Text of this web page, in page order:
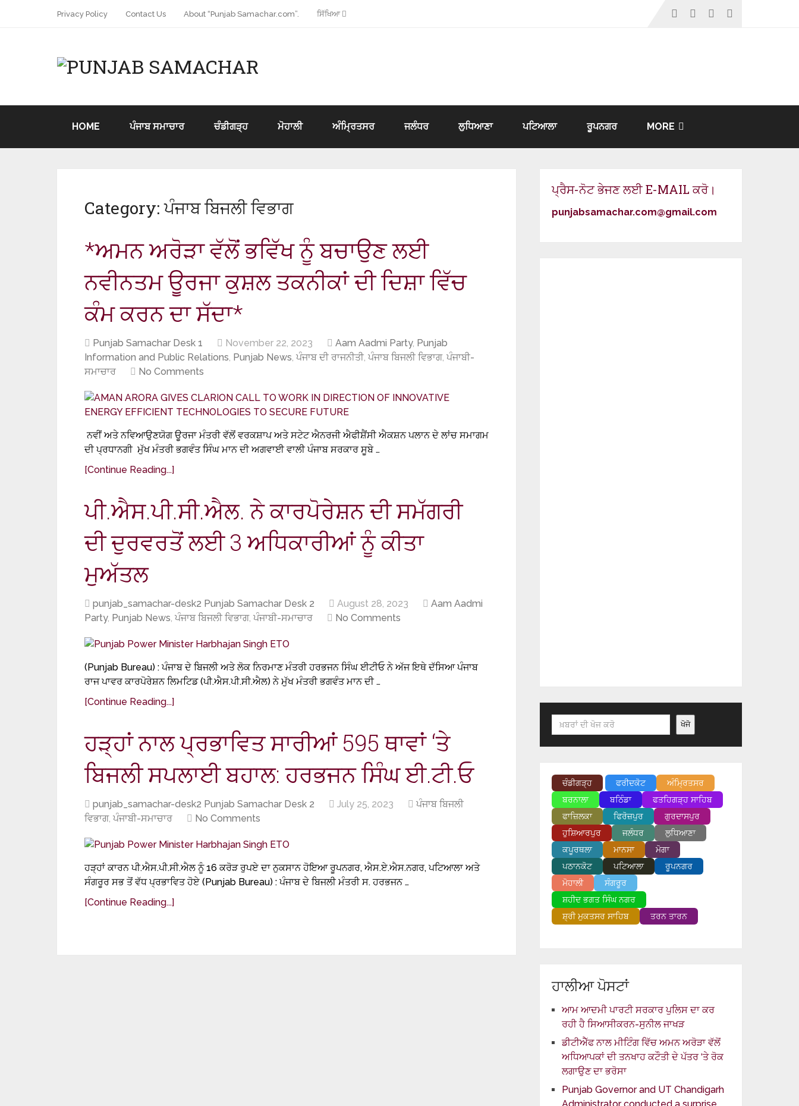
Privacy Policy Contact Us About “Punjab Samachar.com”. ਸਿੱਖਿਆ
HOME ਪੰਜਾਬ ਸਮਾਚਾਰ ਚੰਡੀਗੜ੍ਹ ਮੋਹਾਲੀ ਅੰਮ੍ਰਿਤਸਰ ਜਲੰਧਰ ਲੁਧਿਆਣਾ ਪਟਿਆਲਾ ਰੂਪਨਗਰ MORE
Category:ਪੰਜਾਬ ਬਿਜਲੀ ਵਿਭਾਗ
*ਅਮਨ ਅਰੋੜਾ ਵੱਲੋਂ ਭਵਿੱਖ ਨੂੰ ਬਚਾਉਣ ਲਈ
ਨਵੀਨਤਮ ਊਰਜਾ ਕੁਸ਼ਲ ਤਕਨੀਕਾਂ ਦੀ ਦਿਸ਼ਾ ਵਿੱਚ
ਕੰਮ ਕਰਨ ਦਾ ਸੱਦਾ*
Punjab Samachar Desk 1 November 22, 2023 Aam Aadmi Party, Punjab
Information and Public Relations, Punjab News, ਪੰਜਾਬ ਦੀ ਰਾਜਨੀਤੀ, ਪੰਜਾਬ ਬਿਜਲੀ ਵਿਭਾਗ, ਪੰਜਾਬੀ-
ਸਮਾਚਾਰ
No Comments
ਨਵੀਂ ਅਤੇ ਨਵਿਆਉਣਯੋਗ ਊਰਜਾ ਮੰਤਰੀ ਵੱਲੋਂ ਵਰਕਸ਼ਾਪ ਅਤੇ ਸਟੇਟ ਐਨਰਜੀ ਐਫੀਸ਼ੈਂਸੀ ਐਕਸ਼ਨ ਪਲਾਨ ਦੇ ਲਾਂਚ ਸਮਾਗਮ
ਦੀ ਪ੍ਰਧਾਨਗੀ ਮੁੱਖ ਮੰਤਰੀ ਭਗਵੰਤ ਸਿੰਘ ਮਾਨ ਦੀ ਅਗਵਾਈ ਵਾਲੀ ਪੰਜਾਬ ਸਰਕਾਰ ਸੂਬੇ …
[Continue Reading...]
ਪੀ.ਐਸ.ਪੀ.ਸੀ.ਐਲ. ਨੇ ਕਾਰਪੋਰੇਸ਼ਨ ਦੀ ਸਮੱਗਰੀ
ਦੀ ਦੁਰਵਰਤੋਂ ਲਈ 3 ਅਧਿਕਾਰੀਆਂ ਨੂੰ ਕੀਤਾ
ਮੁਅੱਤਲ
punjab_samachar-desk2 Punjab Samachar Desk 2 August 28, 2023
Aam Aadmi
Party, Punjab News, ਪੰਜਾਬ ਬਿਜਲੀ ਵਿਭਾਗ, ਪੰਜਾਬੀ-ਸਮਾਚਾਰ No Comments
(Punjab Bureau) : ਪੰਜਾਬ ਦੇ ਬਿਜਲੀ ਅਤੇ ਲੋਕ ਨਿਰਮਾਣ ਮੰਤਰੀ ਹਰਭਜਨ ਸਿੰਘ ਈਟੀਓ ਨੇ ਅੱਜ ਇਥੇ ਦੱਸਿਆ ਪੰਜਾਬ
ਰਾਜ ਪਾਵਰ ਕਾਰਪੋਰੇਸ਼ਨ ਲਿਮਟਿਡ (ਪੀ.ਐਸ.ਪੀ.ਸੀ.ਐਲ) ਨੇ ਮੁੱਖ ਮੰਤਰੀ ਭਗਵੰਤ ਮਾਨ ਦੀ …
[Continue Reading...]
ਹੜ੍ਹਾਂ ਨਾਲ ਪ੍ਰਭਾਵਿਤ ਸਾਰੀਆਂ 595 ਥਾਵਾਂ ‘ਤੇ
ਬਿਜਲੀ ਸਪਲਾਈ ਬਹਾਲ: ਹਰਭਜਨ ਸਿੰਘ ਈ.ਟੀ.ਓ
punjab_samachar-desk2 Punjab Samachar Desk 2 July 25, 2023
ਪੰਜਾਬ ਬਿਜਲੀ
ਵਿਭਾਗ, ਪੰਜਾਬੀ-ਸਮਾਚਾਰ No Comments
ਹੜ੍ਹਾਂ ਕਾਰਨ ਪੀ.ਐਸ.ਪੀ.ਸੀ.ਐਲ ਨੂੰ 16 ਕਰੋੜ ਰੁਪਏ ਦਾ ਨੁਕਸਾਨ ਹੋਇਆ ਰੂਪਨਗਰ, ਐਸ.ਏ.ਐਸ.ਨਗਰ, ਪਟਿਆਲਾ ਅਤੇ
ਸੰਗਰੂਰ ਸਭ ਤੋਂ ਵੱਧ ਪ੍ਰਭਾਵਿਤ ਹੋਏ (Punjab Bureau) : ਪੰਜਾਬ ਦੇ ਬਿਜਲੀ ਮੰਤਰੀ ਸ. ਹਰਭਜਨ …
[Continue Reading...]
ਪ੍ਰੈਸ-ਨੋਟ ਭੇਜਣ ਲਈ E-MAIL ਕਰੋ।
punjabsamachar.com@gmail.com
Search ਖੋਜੋ
ਚੰਡੀਗੜ੍ਹ ਫਰੀਦਕੋਟ
ਅੰਮ੍ਰਿਤਸਰ
ਬਰਨਾਲਾ
ਬਠਿੰਡਾ
ਫਤਹਿਗੜ੍ਹ ਸਾਹਿਬ
ਫਾਜ਼ਿਲਕਾ
ਫਿਰੋਜ਼ਪੁਰ
ਗੁਰਦਾਸਪੁਰ
ਹੁਸ਼ਿਆਰਪੁਰ
ਜਲੰਧਰ
ਲੁਧਿਆਣਾ
ਕਪੂਰਥਲਾ
ਮਾਨਸਾ
ਮੋਗਾ
ਪਠਾਨਕੋਟ
ਪਟਿਆਲਾ
ਰੂਪਨਗਰ
ਮੋਹਾਲੀ
ਸੰਗਰੂਰ
ਸ਼ਹੀਦ ਭਗਤ ਸਿੰਘ ਨਗਰ
ਸ਼੍ਰੀ ਮੁਕਤਸਰ ਸਾਹਿਬ
ਤਰਨ ਤਾਰਨ
ਹਾਲੀਆ ਪੋਸਟਾਂ
ਆਮ ਆਦਮੀ ਪਾਰਟੀ ਸਰਕਾਰ ਪੁਲਿਸ ਦਾ ਕਰ
ਰਹੀ ਹੈ ਸਿਆਸੀਕਰਨ-ਸੁਨੀਲ ਜਾਖੜ
ਡੀਟੀਐੱਫ ਨਾਲ ਮੀਟਿੰਗ ਵਿੱਚ ਅਮਨ ਅਰੋੜਾ ਵੱਲੋਂ
ਅਧਿਆਪਕਾਂ ਦੀ ਤਨਖਾਹ ਕਟੌਤੀ ਦੇ ਪੱਤਰ ‘ਤੇ ਰੋਕ
ਲਗਾਉਣ ਦਾ ਭਰੋਸਾ
Punjab Governor and UT Chandigarh